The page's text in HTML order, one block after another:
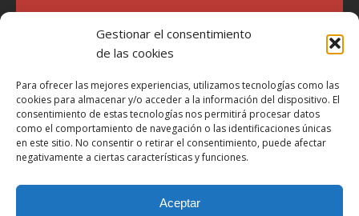
Gestionar el consentimiento
de las cookies
Para ofrecer las mejores experiencias, utilizamos tecnologías como las
cookies para almacenar y/o acceder a la información del dispositivo. El
consentimiento de estas tecnologías nos permitirá procesar datos
como el comportamiento de navegación o las identificaciones únicas
en este sitio. No consentir o retirar el consentimiento, puede afectar
negativamente a ciertas características y funciones.
Aceptar
"Soy Manel Hospido, nací en Valencia en 1969 y desde el
año 2007 he escrito sobre motos en distintos medios.
Millatrece.com es una apuesta por escribir sobre lo que me
participa"
Aviso Legal
Política de Privacidad
Más Información sobre Cookies